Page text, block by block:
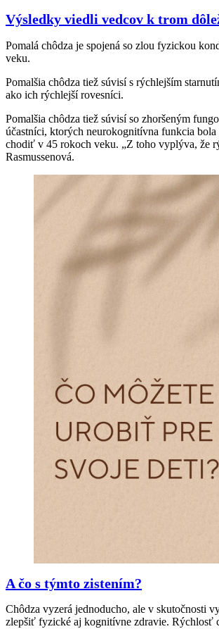
Výsledky viedli vedcov k trom
Pomalá chôdza je spojená so zlou fyzickou
veku.
Pomalšia chôdza tiež súvisí s rýchlejším
ako ich rýchlejší rovesníci.
Pomalšia chôdza tiež súvisí so zhoršeným
účastníci, ktorých neurokognitívna funkcia
chodiť v 45 rokoch veku. „Z toho vyplýva, že
Rasmussenová.
A čo s týmto zistením?
Chôdza vyzerá jednoducho, ale v skutočnosti
zlepšiť fyzické aj kognitívne zdravie. Rýchlosť